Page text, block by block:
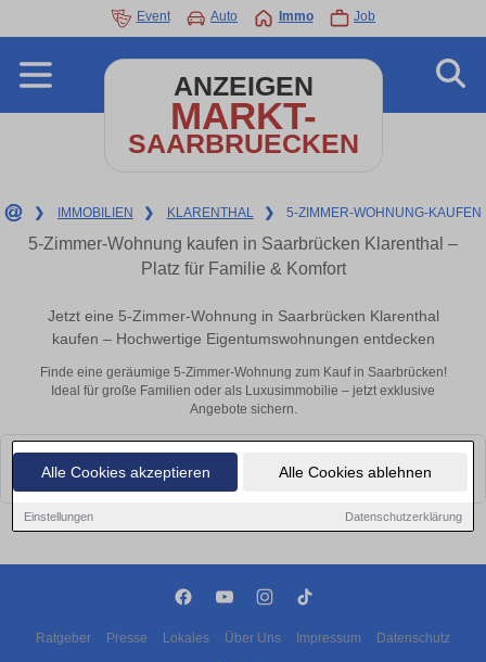
Alle Cookies akzeptieren Alle Cookies ablehnen
Einstellungen Datenschutzerklärung
Event Auto Immo Job
ANZEIGEN
MARKT-
SAARBRUECKEN
❯ IMMOBILIEN ❯ KLARENTHAL ❯ 5-ZIMMER-WOHNUNG-KAUFEN
5-Zimmer-Wohnung kaufen in Saarbrücken Klarenthal –
Platz für Familie & Komfort
Jetzt eine 5-Zimmer-Wohnung in Saarbrücken Klarenthal
kaufen – Hochwertige Eigentumswohnungen entdecken
Finde eine geräumige 5-Zimmer-Wohnung zum Kauf in Saarbrücken!
Ideal für große Familien oder als Luxusimmobilie – jetzt exklusive
Angebote sichern.
Leider konnten wir derzeit keine passenden Objekte finden. Schauen Sie
bald wieder vorbei!
Ratgeber Presse Lokales Über Uns Impressum Datenschutz